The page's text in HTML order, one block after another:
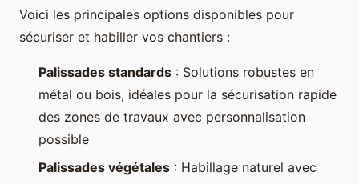
Voici les principales options disponibles pour
sécuriser et habiller vos chantiers :
Palissades standards : Solutions robustes en
métal ou bois, idéales pour la sécurisation rapide
des zones de travaux avec personnalisation
possible
Palissades végétales : Habillage naturel avec